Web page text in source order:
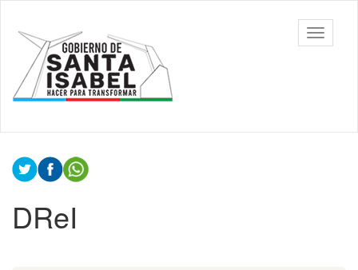
contenido
principal
Comuna
Santa
Isabel,
Santa
Fe
barra
Contenido
principal
DReI